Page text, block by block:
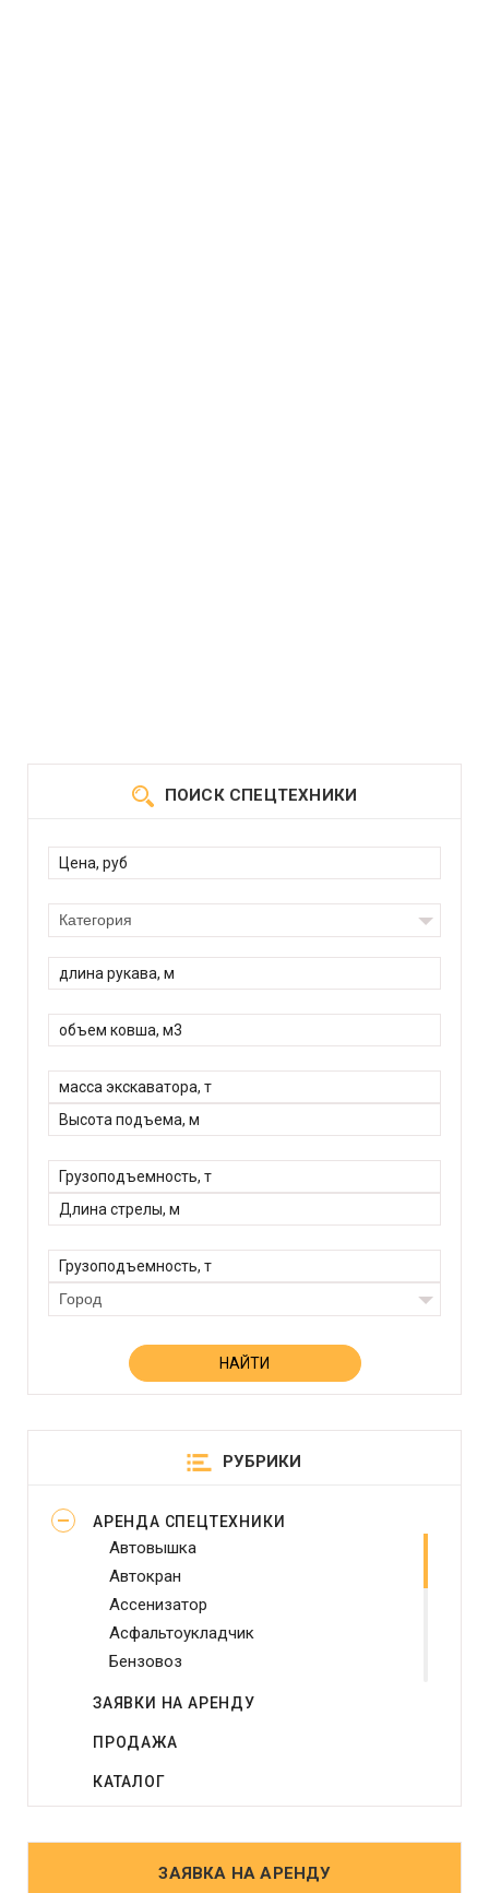
ПОИСК СПЕЦТЕХНИКИ
Категория
Город
РУБРИКИ
АРЕНДА СПЕЦТЕХНИКИ
Автовышка
Автокран
Ассенизатор
Асфальтоукладчик
Бензовоз
Виброплита
Генератор
Грейдер
ЗАЯВКИ НА АРЕНДУ
ПРОДАЖА
КАТАЛОГ
ЗАЯВКА НА АРЕНДУ